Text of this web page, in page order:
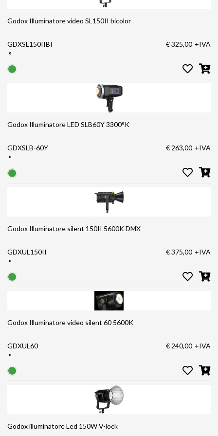
Godox Illuminatore video SL150II bicolor
GDXSL150IIBI
°
€ 325,00 +IVA
Godox Illuminatore LED SLB60Y 3300°K
GDXSLB-60Y
°
€ 263,00 +IVA
Godox Illuminatore silent 150II 5600K DMX
GDXUL150II
°
€ 375,00 +IVA
Godox Illuminatore video silent 60 5600K
GDXUL60
°
€ 240,00 +IVA
Godox illuminatore Led 150W V-lock